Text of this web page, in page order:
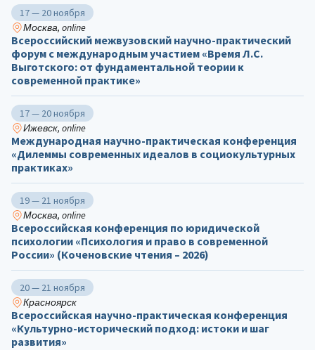
17 — 20 ноября
Москва, online
Всероссийский межвузовский научно-практический
форум с международным участием «Время Л.С.
Выготского: от фундаментальной теории к
современной практике»
17 — 20 ноября
Ижевск, online
Международная научно-практическая конференция
«Дилеммы современных идеалов в социокультурных
практиках»
19 — 21 ноября
Москва, online
Всероссийская конференция по юридической
психологии «Психология и право в современной
России» (Коченовские чтения – 2026)
20 — 21 ноября
Красноярск
Всероссийская научно-практическая конференция
«Культурно-исторический подход: истоки и шаг
развития»